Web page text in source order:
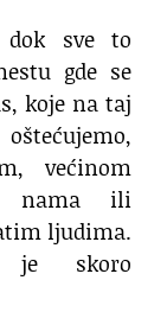
dok sve to
gde se
koje na taj
većinom
nama ili
ljudima.
je skoro